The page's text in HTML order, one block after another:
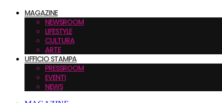
MAGAZINE
NEWSROOM
LIFESTYLE
CULTURA
ARTE
UFFICIO STAMPA
PRESSROOM
EVENTI
NEWS